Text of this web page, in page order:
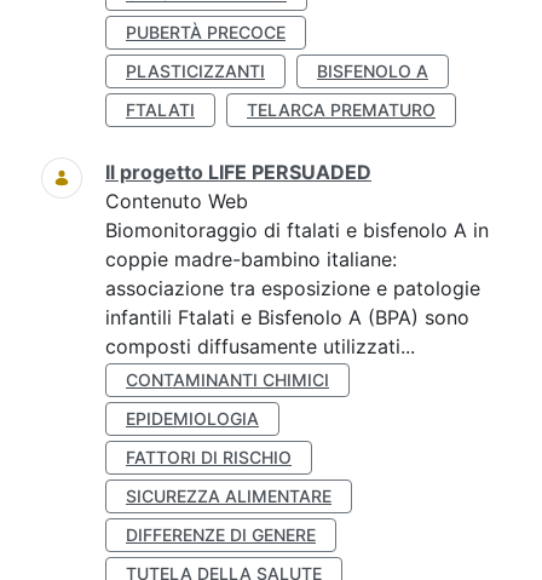
PUBERTÀ PRECOCE
PLASTICIZZANTI
BISFENOLO A
FTALATI
TELARCA PREMATURO
Il progetto LIFE PERSUADED
Contenuto Web
Biomonitoraggio di ftalati e bisfenolo A in
coppie madre-bambino italiane:
associazione tra esposizione e patologie
infantili Ftalati e Bisfenolo A (BPA) sono
composti diffusamente utilizzati...
CONTAMINANTI CHIMICI
EPIDEMIOLOGIA
FATTORI DI RISCHIO
SICUREZZA ALIMENTARE
DIFFERENZE DI GENERE
TUTELA DELLA SALUTE